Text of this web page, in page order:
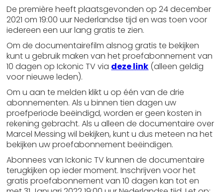
De première heeft plaatsgevonden op 24 december
2021 om 19:00 uur Nederlandse tijd en was toen voor
iedereen een uur lang gratis te zien.
Om de documentairefilm alsnog gratis te bekijken
kunt u gebruik maken van het proefabonnement van
10 dagen op Ickonic TV via deze link (alleen geldig
voor nieuwe leden).
Om u aan te melden klikt u op één van de drie
abonnementen. Als u binnen tien dagen uw
proefperiode beëindigd, worden er geen kosten in
rekening gebracht. Als u alleen de documentaire over
Marcel Messing wil bekijken, kunt u dus meteen na het
bekijken uw proefabonnement beëindigen.
Abonnees van Ickonic TV kunnen de documentaire
terugkijken op ieder moment. Inschrijven voor het
gratis proefabonnement van 10 dagen kan tot en